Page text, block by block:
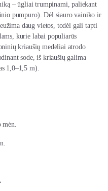
– ūgliai trumpinami, paliekant
pumpuro). Dėl siauro vainiko ir
daug vietos, todėl gali tapti
kurie labai populiarūs
kriaušių medeliai atrodo
sode, iš kriaušių galima
1,0–1,5 m).
mėn.